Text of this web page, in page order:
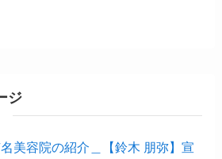
ジ
美容院の紹介＿【鈴木 朋弥】宣